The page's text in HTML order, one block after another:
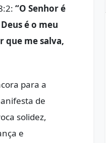
“O Senhor é
é o meu
que me salva,
para a
de
solidez,
e